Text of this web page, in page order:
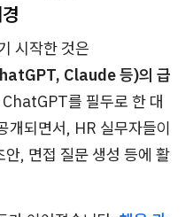
시작한 것은
Claude 등)의 급
를 필두로 한 대
개되면서, HR 실무자들이
, 면접 질문 생성 등에 활